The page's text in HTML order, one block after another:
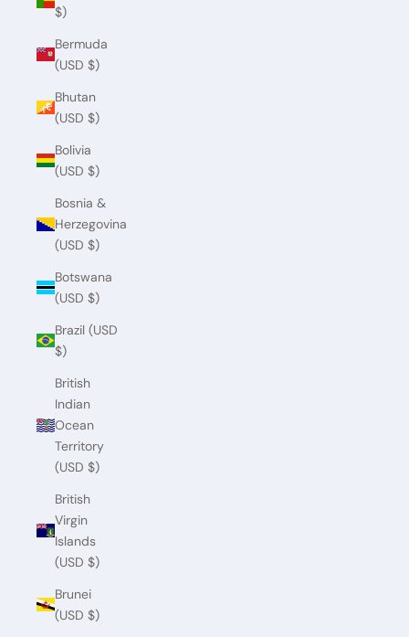
$)
Bermuda
(USD $)
Bhutan
(USD $)
Bolivia
(USD $)
Bosnia &
Herzegovina
(USD $)
Botswana
(USD $)
Brazil (USD
$)
British
Indian
Ocean
Territory
(USD $)
British
Virgin
Islands
(USD $)
Brunei
(USD $)